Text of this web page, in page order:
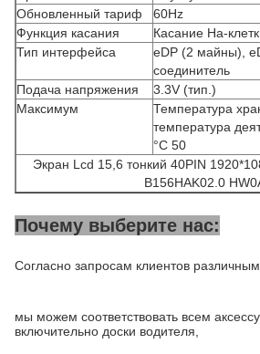
Обновленный тариф
60Hz
Функция касания
Касание На-
Тип интерфейса
eDP (2 майны),
соединитель
Подача напряжения
3.3V (тип.)
Максимум
Температура
температура
°C 50
Экран Lcd 15,6 тонкий 40PIN
B156HAK02.0
Почему выберите нас:
Согласно запросам клиентов различным,
мы можем соответствовать всем
включительно доски водителя,